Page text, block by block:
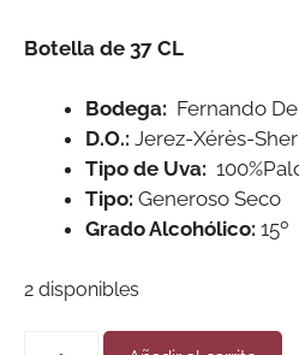
Botella de 37 CL
Bodega: Fernando
D.O.: Jerez-Xérès-
Tipo de Uva:
Tipo: Generoso Seco
Grado Alcohólico: 15º
2 disponibles